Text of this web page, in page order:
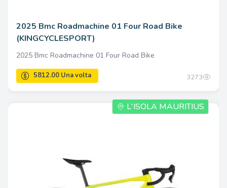
2025 Bmc Roadmachine 01 Four Road Bike
(KINGCYCLESPORT)
2025 Bmc Roadmachine 01 Four Road Bike
3273
L'ISOLA MAURITIUS